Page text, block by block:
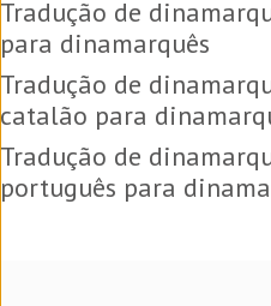
Tradução de
para dinamarquês
Tradução de
catalão para
Tradução de
português para